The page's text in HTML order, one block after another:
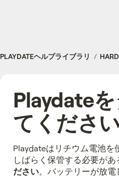
PLAYDATEヘルプライブラリ
Playdate
てください
Playdateはリチウム電池を
しばらく保管する必要が
ださい。バッテリーが放